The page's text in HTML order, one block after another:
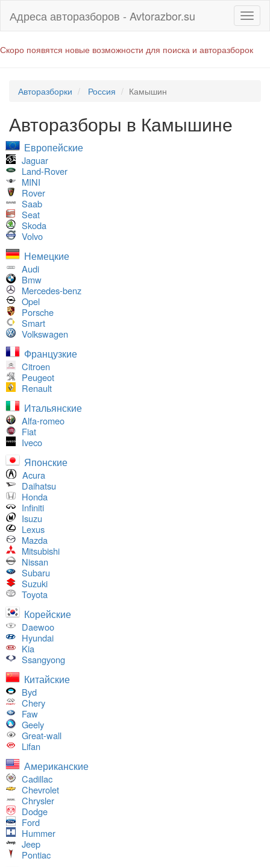
Адреса авторазборов - Avtorazbor.su
Скоро появятся новые возможности для поиска и авторазборок
Авторазборки Россия Камышин
Авторазборы в Камышине
Европейские
Jaguar
Land-Rover
MINI
Rover
Saab
Seat
Skoda
Volvo
Немецкие
Audi
Bmw
Mercedes-benz
Opel
Porsche
Smart
Volkswagen
Французкие
Citroen
Peugeot
Renault
Итальянские
Alfa-romeo
Fiat
Iveco
Японские
Acura
Daihatsu
Honda
Infiniti
Isuzu
Lexus
Mazda
Mitsubishi
Nissan
Subaru
Suzuki
Toyota
Корейские
Daewoo
Hyundai
Kia
Ssangyong
Китайские
Byd
Chery
Faw
Geely
Great-wall
Lifan
Американские
Cadillac
Chevrolet
Chrysler
Dodge
Ford
Hummer
Jeep
Pontiac